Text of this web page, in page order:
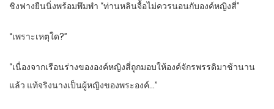
ชิงฟางยืนนิ่งพร้อมพึมพำ “ท่านหลินจื้อไม่ควรนอนกับองค์หญิงสี่”
“เพราะเหตุใด?”
“เนื่องจากเรือนร่างขององค์หญิงสี่ถูกมอบให้องค์จักรพรรดิมาช้านาน
แล้ว แท้จริงนางเป็นผู้หญิงของพระองค์…”